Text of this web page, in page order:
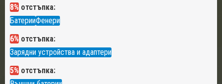
8% отстъпка:
БатерииФенери
6% отстъпка:
Зарядни устройства и адаптери
5% отстъпка: